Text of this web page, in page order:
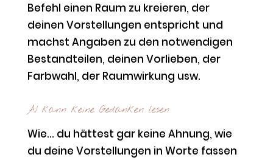
Befehl einen Raum zu kreieren, der
deinen Vorstellungen entspricht und
machst Angaben zu den notwendigen
Bestandteilen, deinen Vorlieben, der
Farbwahl, der Raumwirkung usw.
AI kann keine Gedanken lesen
Wie… du hättest gar keine Ahnung, wie
du deine Vorstellungen in Worte fassen